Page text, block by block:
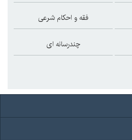
فقه و احکام شرعی
چندرسانه ای